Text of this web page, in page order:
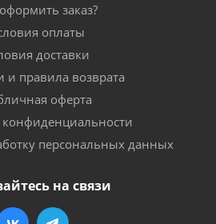
заказ?
оплаты
доставки
и правила возврата
оферта
персональных данных
на связи